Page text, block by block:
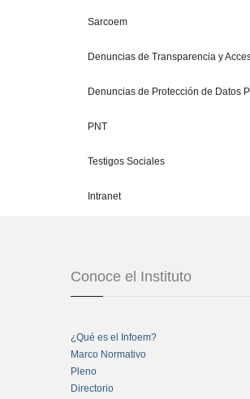
Sarcoem
Denuncias de Transparencia y
Denuncias de Protección de Datos
PNT
Testigos Sociales
Intranet
Conoce el Instituto
¿Qué es el Infoem?
Marco Normativo
Pleno
Directorio